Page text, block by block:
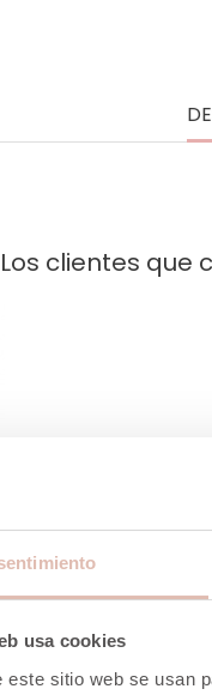
usa cookies
este sitio web se usan
Los clientes